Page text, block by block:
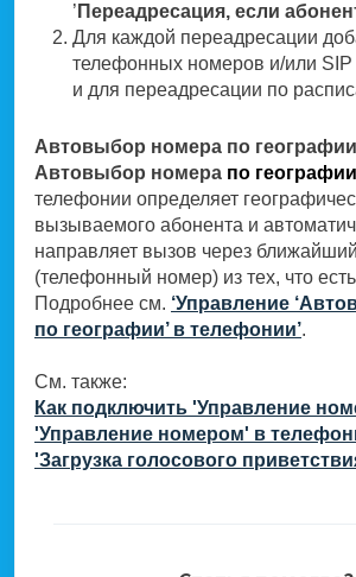
’ Переадресация, если
Для каждой переадресации
телефонных номеров и/или SIP
и для переадресации по
Автовыбор номера по географии
Автовыбор номера по географии
телефонии определяет
вызываемого абонента и
направляет вызов через
(телефонный номер) из тех, что
Подробнее см. ‘Управление
по географии’ в телефонии’.
См. также:
Как подключить 'Управление
'Управление номером' в
'Загрузка голосового